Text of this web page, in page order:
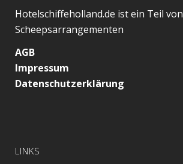
Hotelschiffeholland.de ist ein Teil von
Scheepsarrangementen
AGB
Impressum
Datenschutzerklärung
LINKS